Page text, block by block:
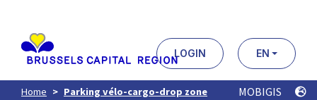
contenu
principal
LOGIN EN
Home Parking vélo-cargo-drop zone MOBIGIS